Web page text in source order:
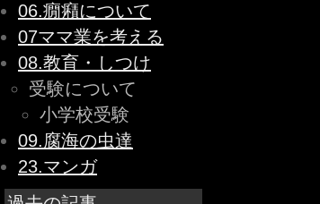
06.癇癪について
07ママ業を考える
08.教育・しつけ
受験について
小学校受験
09.腐海の虫達
23.マンガ